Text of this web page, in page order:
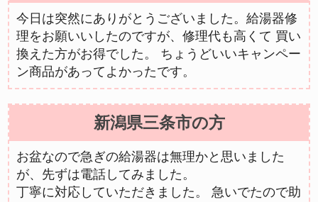
今日は突然にありがとうございました。給湯器修
理をお願いいしたのですが、修理代も高くて 買い
換えた方がお得でした。 ちょうどいいキャンペー
ン商品があってよかったです。
新潟県三条市の方
お盆なので急ぎの給湯器は無理かと思いました
が、先ずは電話してみました。
丁寧に対応していただきました。 急いでたので助